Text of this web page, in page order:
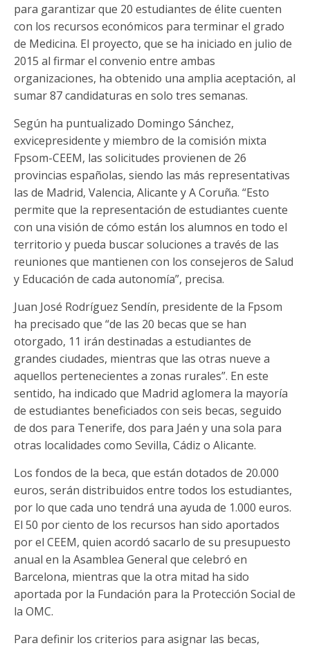
para garantizar que 20 estudiantes de élite cuenten
con los recursos económicos para terminar el grado
de Medicina. El proyecto, que se ha iniciado en julio de
2015 al firmar el convenio entre ambas
organizaciones, ha obtenido una amplia aceptación, al
sumar 87 candidaturas en solo tres semanas.
Según ha puntualizado Domingo Sánchez,
exvicepresidente y miembro de la comisión mixta
Fpsom-CEEM, las solicitudes provienen de 26
provincias españolas, siendo las más representativas
las de Madrid, Valencia, Alicante y A Coruña. “Esto
permite que la representación de estudiantes cuente
con una visión de cómo están los alumnos en todo el
territorio y pueda buscar soluciones a través de las
reuniones que mantienen con los consejeros de Salud
y Educación de cada autonomía”, precisa.
Juan José Rodríguez Sendín, presidente de la Fpsom
ha precisado que “de las 20 becas que se han
otorgado, 11 irán destinadas a estudiantes de
grandes ciudades, mientras que las otras nueve a
aquellos pertenecientes a zonas rurales”. En este
sentido, ha indicado que Madrid aglomera la mayoría
de estudiantes beneficiados con seis becas, seguido
de dos para Tenerife, dos para Jaén y una sola para
otras localidades como Sevilla, Cádiz o Alicante.
Los fondos de la beca, que están dotados de 20.000
euros, serán distribuidos entre todos los estudiantes,
por lo que cada uno tendrá una ayuda de 1.000 euros.
El 50 por ciento de los recursos han sido aportados
por el CEEM, quien acordó sacarlo de su presupuesto
anual en la Asamblea General que celebró en
Barcelona, mientras que la otra mitad ha sido
aportada por la Fundación para la Protección Social de
la OMC.
Para definir los criterios para asignar las becas,